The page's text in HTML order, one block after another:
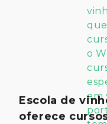
Escola de
oferece